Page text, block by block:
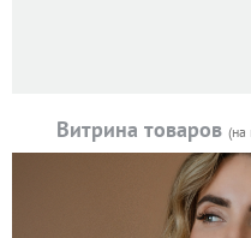
Витрина товаров (на